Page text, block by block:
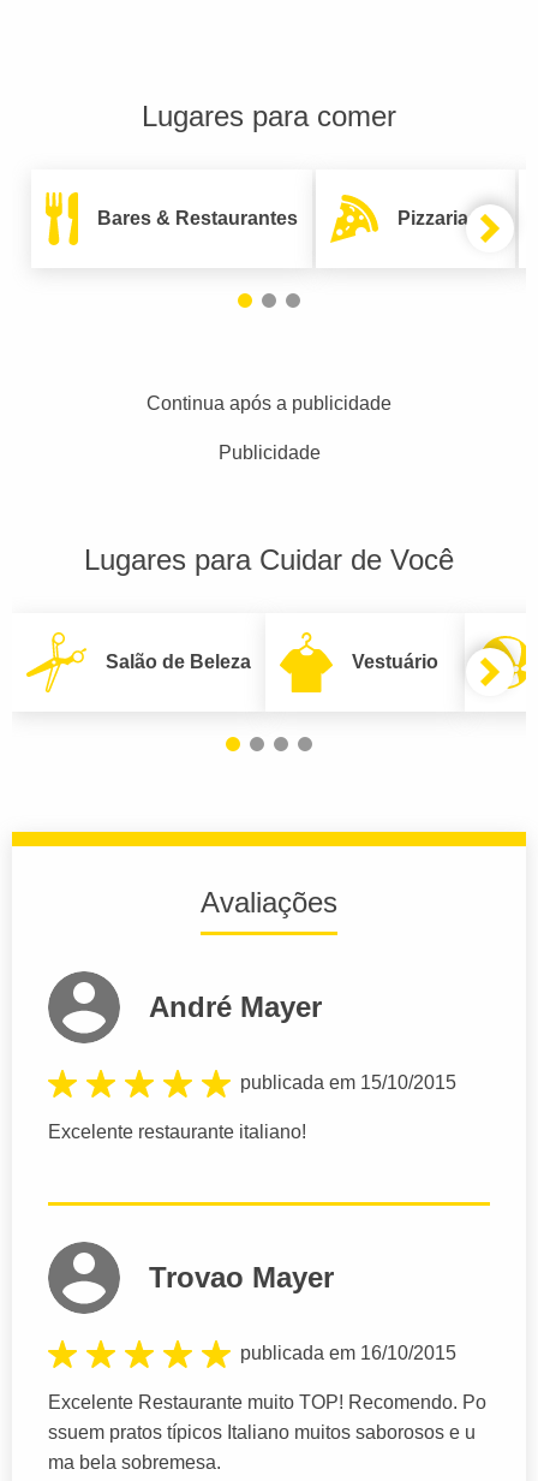
Lugares para comer
Bares & Restaurantes Pizzarias
Continua após a publicidade
Publicidade
Lugares para Cuidar de Você
Salão de Beleza Vestuário
Avaliações
André Mayer
publicada em 15/10/2015
Excelente restaurante italiano!
Trovao Mayer
publicada em 16/10/2015
Excelente Restaurante muito TOP! Recomendo. Po
ssuem pratos típicos Italiano muitos saborosos e u
ma bela sobremesa.